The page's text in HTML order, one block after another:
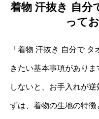
着物 汗抜き 自分
って
「着物 汗抜き 自分で
きたい基本事項があり
しないと、お手入れが
ずは、着物の生地の特